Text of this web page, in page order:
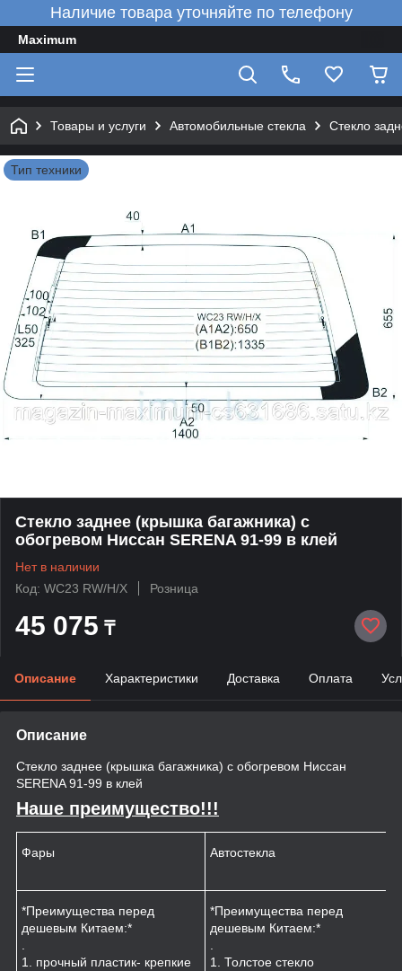
Наличие товара уточняйте по телефону
Maximum
Товары и услуги Автомобильные стекла Стекло
Тип техники
Стекло заднее (крышка багажника) с
обогревом Ниссан SERENA 91-99 в клей
Нет в наличии
Код: WC23 RW/H/X
Розница
45 075 ₸
Описание Характеристики Доставка Оплата
Описание
Стекло заднее (крышка багажника) с обогревом Ниссан
SERENA 91-99 в клей
Наше преимущество!!!
Фары Автостекла
*Преимущества перед
дешевым Китаем:*
.
1. прочный пластик- крепкие
*Преимущества перед
дешевым Китаем:*
.
1. Толстое стекло